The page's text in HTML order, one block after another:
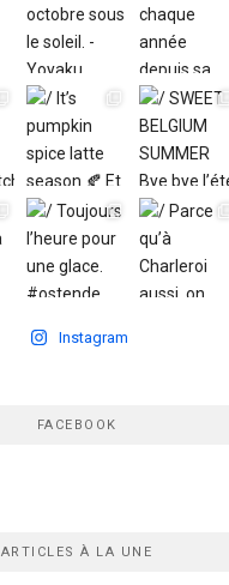
Instagram
FACEBOOK
ARTICLES À LA UNE